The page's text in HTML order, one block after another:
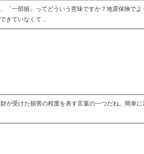
「一部損」ってどういう意味ですか？地震保険でよ
きていなくて…
が受けた損害の程度を表す言葉の一つだね。簡単